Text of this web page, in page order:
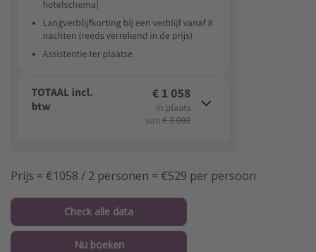
Prijs = €1058 / 2 personen = €529 per persoon
Check alle data
Nu boeken